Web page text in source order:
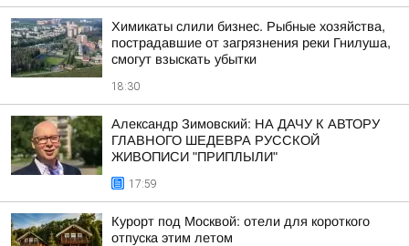
Химикаты слили бизнес. Рыбные хозяйства,
пострадавшие от загрязнения реки Гнилуша,
смогут взыскать убытки
18:30
Александр Зимовский: НА ДАЧУ К АВТОРУ
ГЛАВНОГО ШЕДЕВРА РУССКОЙ
ЖИВОПИСИ "ПРИПЛЫЛИ"
17:59
Курорт под Москвой: отели для короткого
отпуска этим летом